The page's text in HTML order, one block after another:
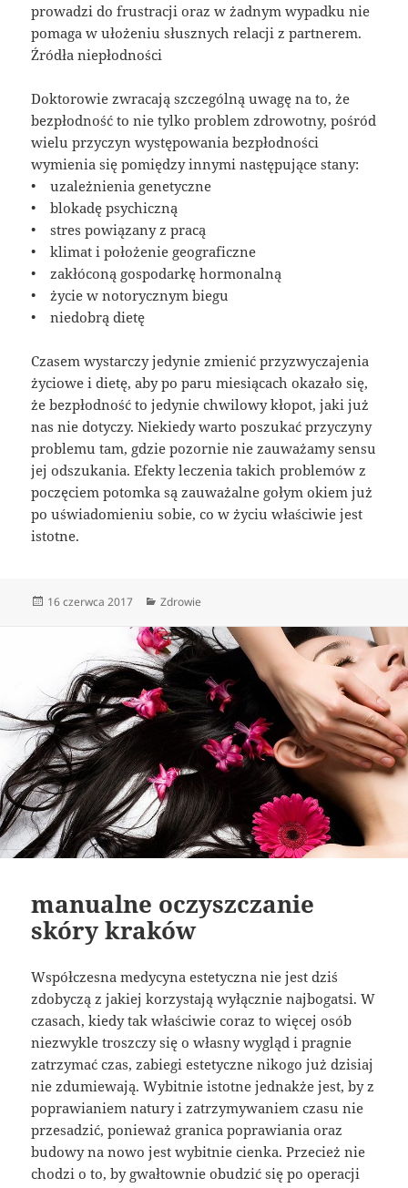
prowadzi do frustracji oraz w żadnym wypadku nie
pomaga w ułożeniu słusznych relacji z partnerem.
Źródła niepłodności
Doktorowie zwracają szczególną uwagę na to, że
bezpłodność to nie tylko problem zdrowotny, pośród
wielu przyczyn występowania bezpłodności
wymienia się pomiędzy innymi następujące stany:
• uzależnienia genetyczne
• blokadę psychiczną
• stres powiązany z pracą
• klimat i położenie geograficzne
• zakłóconą gospodarkę hormonalną
• życie w notorycznym biegu
• niedobrą dietę
Czasem wystarczy jedynie zmienić przyzwyczajenia
życiowe i dietę, aby po paru miesiącach okazało się,
że bezpłodność to jedynie chwilowy kłopot, jaki już
nas nie dotyczy. Niekiedy warto poszukać przyczyny
problemu tam, gdzie pozornie nie zauważamy sensu
jej odszukania. Efekty leczenia takich problemów z
poczęciem potomka są zauważalne gołym okiem już
po uświadomieniu sobie, co w życiu właściwie jest
istotne.
Data
16 czerwca 2017 Kategorie
Zdrowie
manualne oczyszczanie
skóry kraków
Współczesna medycyna estetyczna nie jest dziś
zdobyczą z jakiej korzystają wyłącznie najbogatsi. W
czasach, kiedy tak właściwie coraz to więcej osób
niezwykle troszczy się o własny wygląd i pragnie
zatrzymać czas, zabiegi estetyczne nikogo już dzisiaj
nie zdumiewają. Wybitnie istotne jednakże jest, by z
poprawianiem natury i zatrzymywaniem czasu nie
przesadzić, ponieważ granica poprawiania oraz
budowy na nowo jest wybitnie cienka. Przecież nie
chodzi o to, by gwałtownie obudzić się po operacji